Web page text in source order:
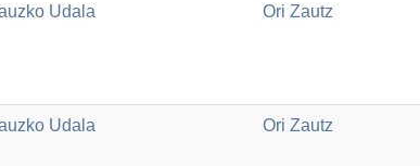
Udala Ori Zautz
Udala Ori Zautz